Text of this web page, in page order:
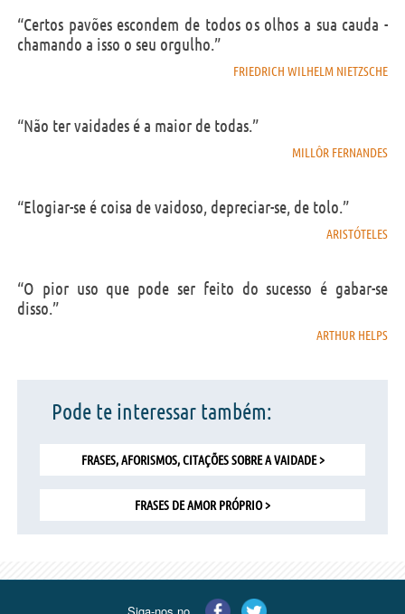
“Certos pavões escondem de todos os olhos a sua cauda -
chamando a isso o seu orgulho.”
FRIEDRICH WILHELM NIETZSCHE
“Não ter vaidades é a maior de todas.”
MILLÔR FERNANDES
“Elogiar-se é coisa de vaidoso, depreciar-se, de tolo.”
ARISTÓTELES
“O pior uso que pode ser feito do sucesso é gabar-se
disso.”
ARTHUR HELPS
Pode te interessar também:
FRASES, AFORISMOS, CITAÇÕES SOBRE A VAIDADE >
FRASES DE AMOR PRÓPRIO >